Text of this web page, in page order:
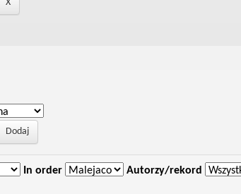
In order Autorzy/rekord